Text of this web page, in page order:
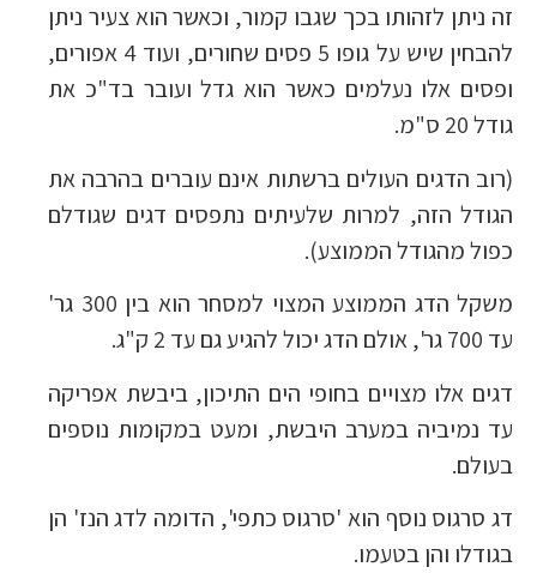
זה ניתן לזהותו בכך שגבו קמור, וכאשר הוא צעיר ניתן
להבחין שיש על גופו 5 פסים שחורים, ועוד 4 אפורים,
ופסים אלו נעלמים כאשר הוא גדל ועובר בד"כ את
גודל 20 ס"מ.
(רוב הדגים העולים ברשתות אינם עוברים בהרבה את
הגודל הזה, למרות שלעיתים נתפסים דגים שגודלם
כפול מהגודל הממוצע).
משקל הדג הממוצע המצוי למסחר הוא בין 300 גר'
עד 700 גר', אולם הדג יכול להגיע גם עד 2 ק"ג.
דגים אלו מצויים בחופי הים התיכון, ביבשת אפריקה
עד נמיביה במערב היבשת, ומעט במקומות נוספים
בעולם.
דג סרגוס נוסף הוא 'סרגוס כתפי', הדומה לדג הנז' הן
בגודלו והן בטעמו.